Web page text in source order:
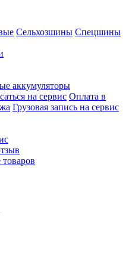
Сельхозшины Спецшины
аккумуляторы
на сервис Оплата в
Грузовая запись на сервис